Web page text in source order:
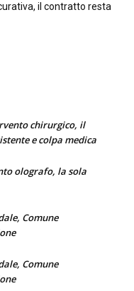
il contratto resta
chirurgico, il
e colpa medica
olografo, la sola
Comune
Comune